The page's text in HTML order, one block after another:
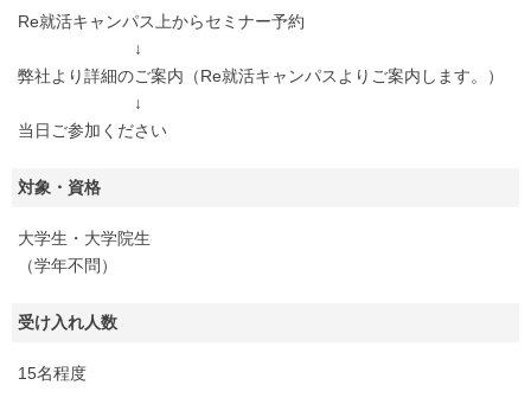
Re就活キャンパス上からセミナー予約
↓
弊社より詳細のご案内（Re就活キャンパスよりご案内します。）
↓
当日ご参加ください
対象・資格
大学生・大学院生
（学年不問）
受け入れ人数
15名程度